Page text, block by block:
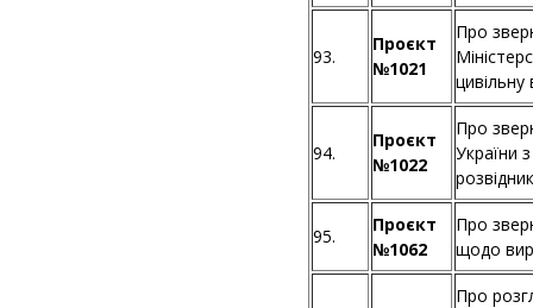
93.
Проєкт
№1021
Про
94.
Проєкт
№1022
Про
України
95.
Проєкт
№1062
Про
щодо
Про